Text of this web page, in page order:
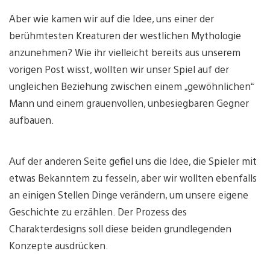
Aber wie kamen wir auf die Idee, uns einer der
berühmtesten Kreaturen der westlichen Mythologie
anzunehmen? Wie ihr vielleicht bereits aus unserem
vorigen Post wisst, wollten wir unser Spiel auf der
ungleichen Beziehung zwischen einem „gewöhnlichen“
Mann und einem grauenvollen, unbesiegbaren Gegner
aufbauen.
Auf der anderen Seite gefiel uns die Idee, die Spieler mit
etwas Bekanntem zu fesseln, aber wir wollten ebenfalls
an einigen Stellen Dinge verändern, um unsere eigene
Geschichte zu erzählen. Der Prozess des
Charakterdesigns soll diese beiden grundlegenden
Konzepte ausdrücken.